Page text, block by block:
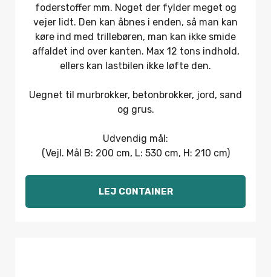
foderstoffer mm. Noget der fylder meget og
vejer lidt. Den kan åbnes i enden, så man kan
køre ind med trillebøren, man kan ikke smide
affaldet ind over kanten. Max 12 tons indhold,
ellers kan lastbilen ikke løfte den.
Uegnet til murbrokker, betonbrokker, jord, sand
og grus.
Udvendig mål:
(Vejl. Mål B: 200 cm, L: 530 cm, H: 210 cm)
LEJ CONTAINER